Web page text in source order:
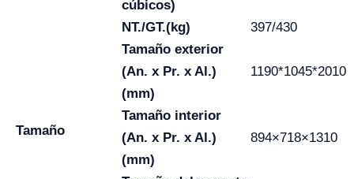
Tamaño
cúbicos)
NT./GT.(kg)
397/430
Tamaño exterior
(An. x Pr. x Al.)
(mm)
1190*1045*2010
Tamaño interior
(An. x Pr. x Al.)
(mm)
894×718×1310